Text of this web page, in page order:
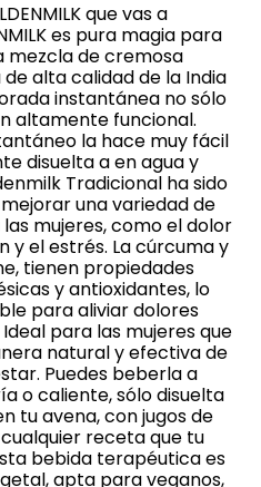
que vas a
es pura magia para
mezcla de cremosa
alta calidad de la India
instantánea no sólo
altamente funcional.
la hace muy fácil
disuelta a en agua y
Tradicional ha sido
una variedad de
mujeres, como el dolor
y el estrés. La cúrcuma y
tienen propiedades
y antioxidantes, lo
para aliviar dolores
para las mujeres que
natural y efectiva de
Puedes beberla a
o caliente, sólo disuelta
tu avena, con jugos de
receta que tu
bebida terapéutica es
apta para veganos,